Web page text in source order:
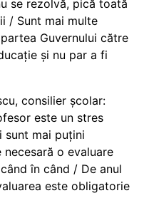
se rezolvă, pică toată
/ Sunt mai multe
Guvernului către
și nu par a fi
consilier școlar:
este un stres
sunt mai puțini
necesară o evaluare
în când / De anul
este obligatorie